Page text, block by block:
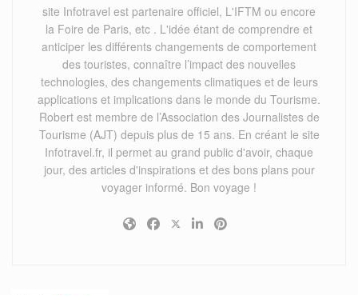
site Infotravel est partenaire officiel, L'IFTM ou encore
la Foire de Paris, etc . L'idée étant de comprendre et
anticiper les différents changements de comportement
des touristes, connaître l’impact des nouvelles
technologies, des changements climatiques et de leurs
applications et implications dans le monde du Tourisme.
Robert est membre de l’Association des Journalistes de
Tourisme (AJT) depuis plus de 15 ans. En créant le site
Infotravel.fr, il permet au grand public d'avoir, chaque
jour, des articles d'inspirations et des bons plans pour
voyager informé. Bon voyage !